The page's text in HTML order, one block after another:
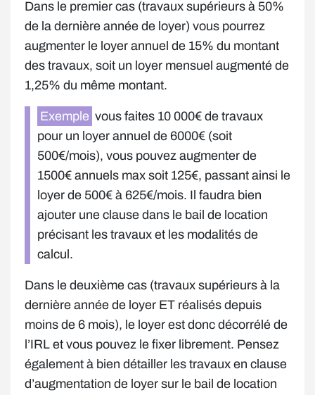
Dans le premier cas (travaux supérieurs à 50%
de la dernière année de loyer) vous pourrez
augmenter le loyer annuel de 15% du montant
des travaux, soit un loyer mensuel augmenté de
1,25% du même montant.
Exemple vous faites 10 000€ de travaux
pour un loyer annuel de 6000€ (soit
500€/mois), vous pouvez augmenter de
1500€ annuels max soit 125€, passant ainsi le
loyer de 500€ à 625€/mois. Il faudra bien
ajouter une clause dans le bail de location
précisant les travaux et les modalités de
calcul.
Dans le deuxième cas (travaux supérieurs à la
dernière année de loyer ET réalisés depuis
moins de 6 mois), le loyer est donc décorrélé de
l’IRL et vous pouvez le fixer librement. Pensez
également à bien détailler les travaux en clause
d’augmentation de loyer sur le bail de location